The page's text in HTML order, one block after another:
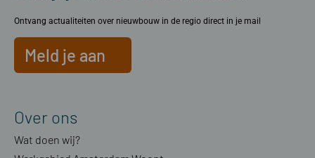
Ontvang actualiteiten over nieuwbouw in de regio direct in je mail
Meld je aan
Over ons
Wat doen wij?